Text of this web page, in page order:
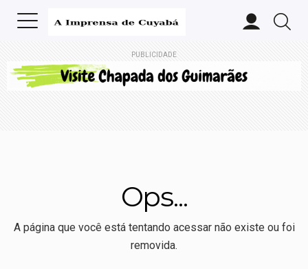
PUBLICIDADE
Ops...
A página que você está tentando acessar não existe ou foi
removida.